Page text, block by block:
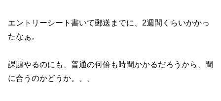
エントリーシート書いて郵送までに、2週間くらいかかっ
たなぁ。
課題やるのにも、普通の何倍も時間かかるだろうから、間
に合うのかどうか。。。